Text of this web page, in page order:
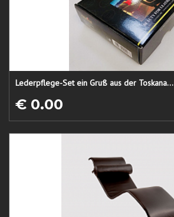
Lederpflege-Set ein Gruß aus der Toskana...
€ 0.00